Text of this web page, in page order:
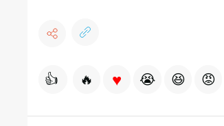
👍 🔥 ♥ 😭 😆 😡